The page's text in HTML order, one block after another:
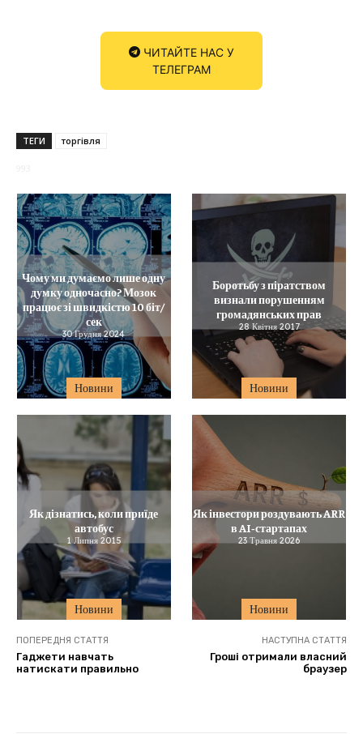
ЧИТАЙТЕ НАС У
ТЕЛЕГРАМ
ТЕГИ торгівля
Новини
Чому ми думаємо лише одну
думку одночасно? Мозок
працює зі швидкістю 10 біт/
сек
30 Грудня 2024
Новини
Боротьбу з піратством
визнали порушенням
громадянських прав
28 Квітня 2017
Новини
Як дізнатись, коли приїде
автобус
1 Липня 2015
Новини
Як інвестори роздувають ARR
в AI‑стартапах
23 Травня 2026
ПОПЕРЕДНЯ СТАТТЯ
Гаджети навчать
натискати правильно
НАСТУПНА СТАТТЯ
Гроші отримали власний
браузер